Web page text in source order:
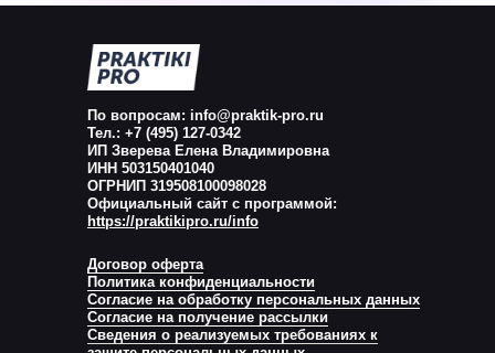
По вопросам: info@praktik-pro.ru
Тел.: +7 (495) 127-0342
ИП Зверева Елена Владимировна
ИНН 503150401040
ОГРНИП 319508100098028
Официальный сайт с программой:
https://praktikipro.ru/info
Договор оферта
Политика конфиденциальности
Согласие на обработку персональных данных
Согласие на получение рассылки
Сведения о реализуемых требованиях к